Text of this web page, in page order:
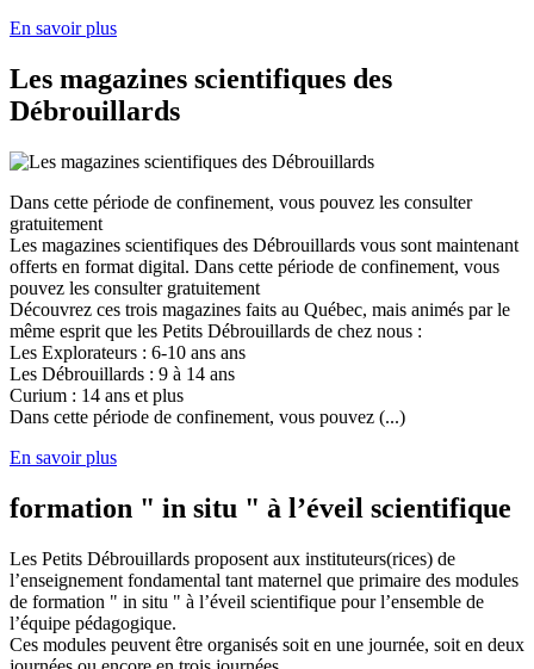
En savoir plus
Les magazines scientifiques des
Débrouillards
Dans cette période de confinement, vous pouvez les consulter
gratuitement
Les magazines scientifiques des Débrouillards vous sont maintenant
offerts en format digital. Dans cette période de confinement, vous
pouvez les consulter gratuitement
Découvrez ces trois magazines faits au Québec, mais animés par le
même esprit que les Petits Débrouillards de chez nous :
Les Explorateurs : 6-10 ans ans
Les Débrouillards : 9 à 14 ans
Curium : 14 ans et plus
Dans cette période de confinement, vous pouvez (...)
En savoir plus
formation " in situ " à l’éveil scientifique
Les Petits Débrouillards proposent aux instituteurs(rices) de
l’enseignement fondamental tant maternel que primaire des modules
de formation " in situ " à l’éveil scientifique pour l’ensemble de
l’équipe pédagogique.
Ces modules peuvent être organisés soit en une journée, soit en deux